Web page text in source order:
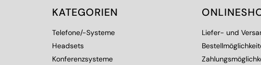
KATEGORIEN
Telefone/-Systeme
Headsets
Konferenzsysteme
Liefer- und